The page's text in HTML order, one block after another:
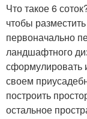
Что такое 6
чтобы
первоначально
ландшафтного
сформулировать
своем
построить
остальное